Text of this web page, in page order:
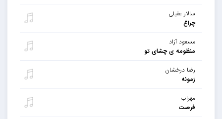
سالار عقیلی
چراغ
مسعود آزاد
منظومه ی چشای تو
رضا درخشان
زمونه
مهراب
فرصت